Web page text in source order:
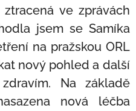
ve zprávách
jsem se Samíka
na pražskou ORL
nový pohled a další
Na základě
nová léčba